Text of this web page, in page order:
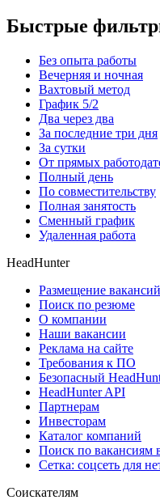
Быстрые
Без опыта работы
Вечерняя и ночная
Вахтовый метод
График 5/2
Два через два
За последние три дня
За сутки
От прямых
Полный день
По совместительству
Полная занятость
Сменный график
Удаленная работа
HeadHunter
Размещение вакансий
Поиск по резюме
О компании
Наши вакансии
Реклама на сайте
Требования к ПО
Безопасный
HeadHunter API
Партнерам
Инвесторам
Каталог компаний
Поиск по вакансиям
Сетка: соцсеть для
Соискателям